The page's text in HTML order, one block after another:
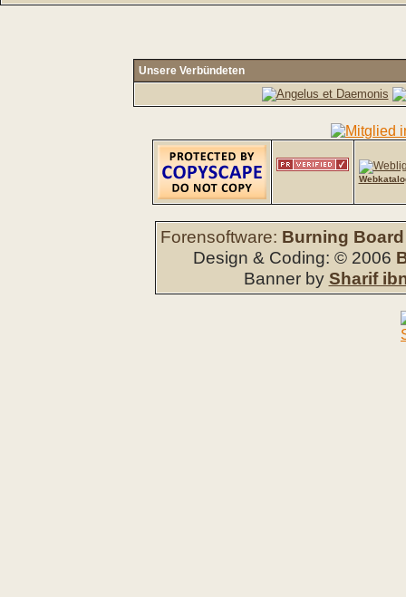
Unsere Verbündeten
Forensoftware: Burning
Design & Coding: © 2006
Banner by Sharif